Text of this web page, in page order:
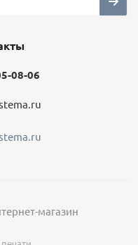
08-06
магазин